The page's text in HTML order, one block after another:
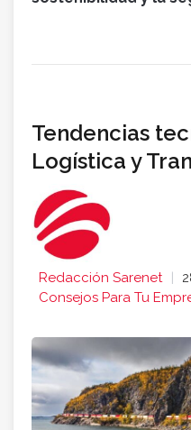
Tendencias
Logística y
Redacción Sarenet
Consejos Para Tu